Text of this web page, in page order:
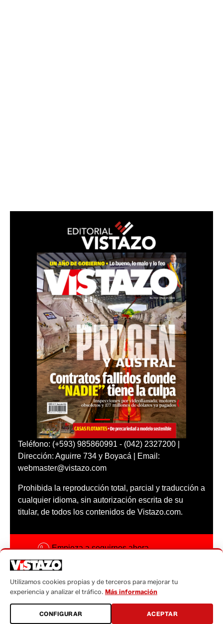
Teléfono: (+593) 985860991 - (042) 2327200 |
Dirección: Aguirre 734 y Boyacá | Email:
webmaster@vistazo.com
Prohibida la reproducción total, parcial y traducción a
cualquier idioma, sin autorización escrita de su
titular, de todos los contenidos de Vistazo.com.
Empieza a seguirnos ahora
Código ética
Sugerencias a:
sugerencias@vistazo.com
Utilizamos cookies propias y de terceros para mejorar tu
experiencia y analizar el tráfico. Más información
CONFIGURAR ACEPTAR